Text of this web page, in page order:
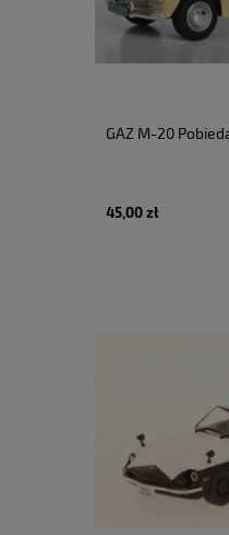
GAZ M-20
45,00 zł